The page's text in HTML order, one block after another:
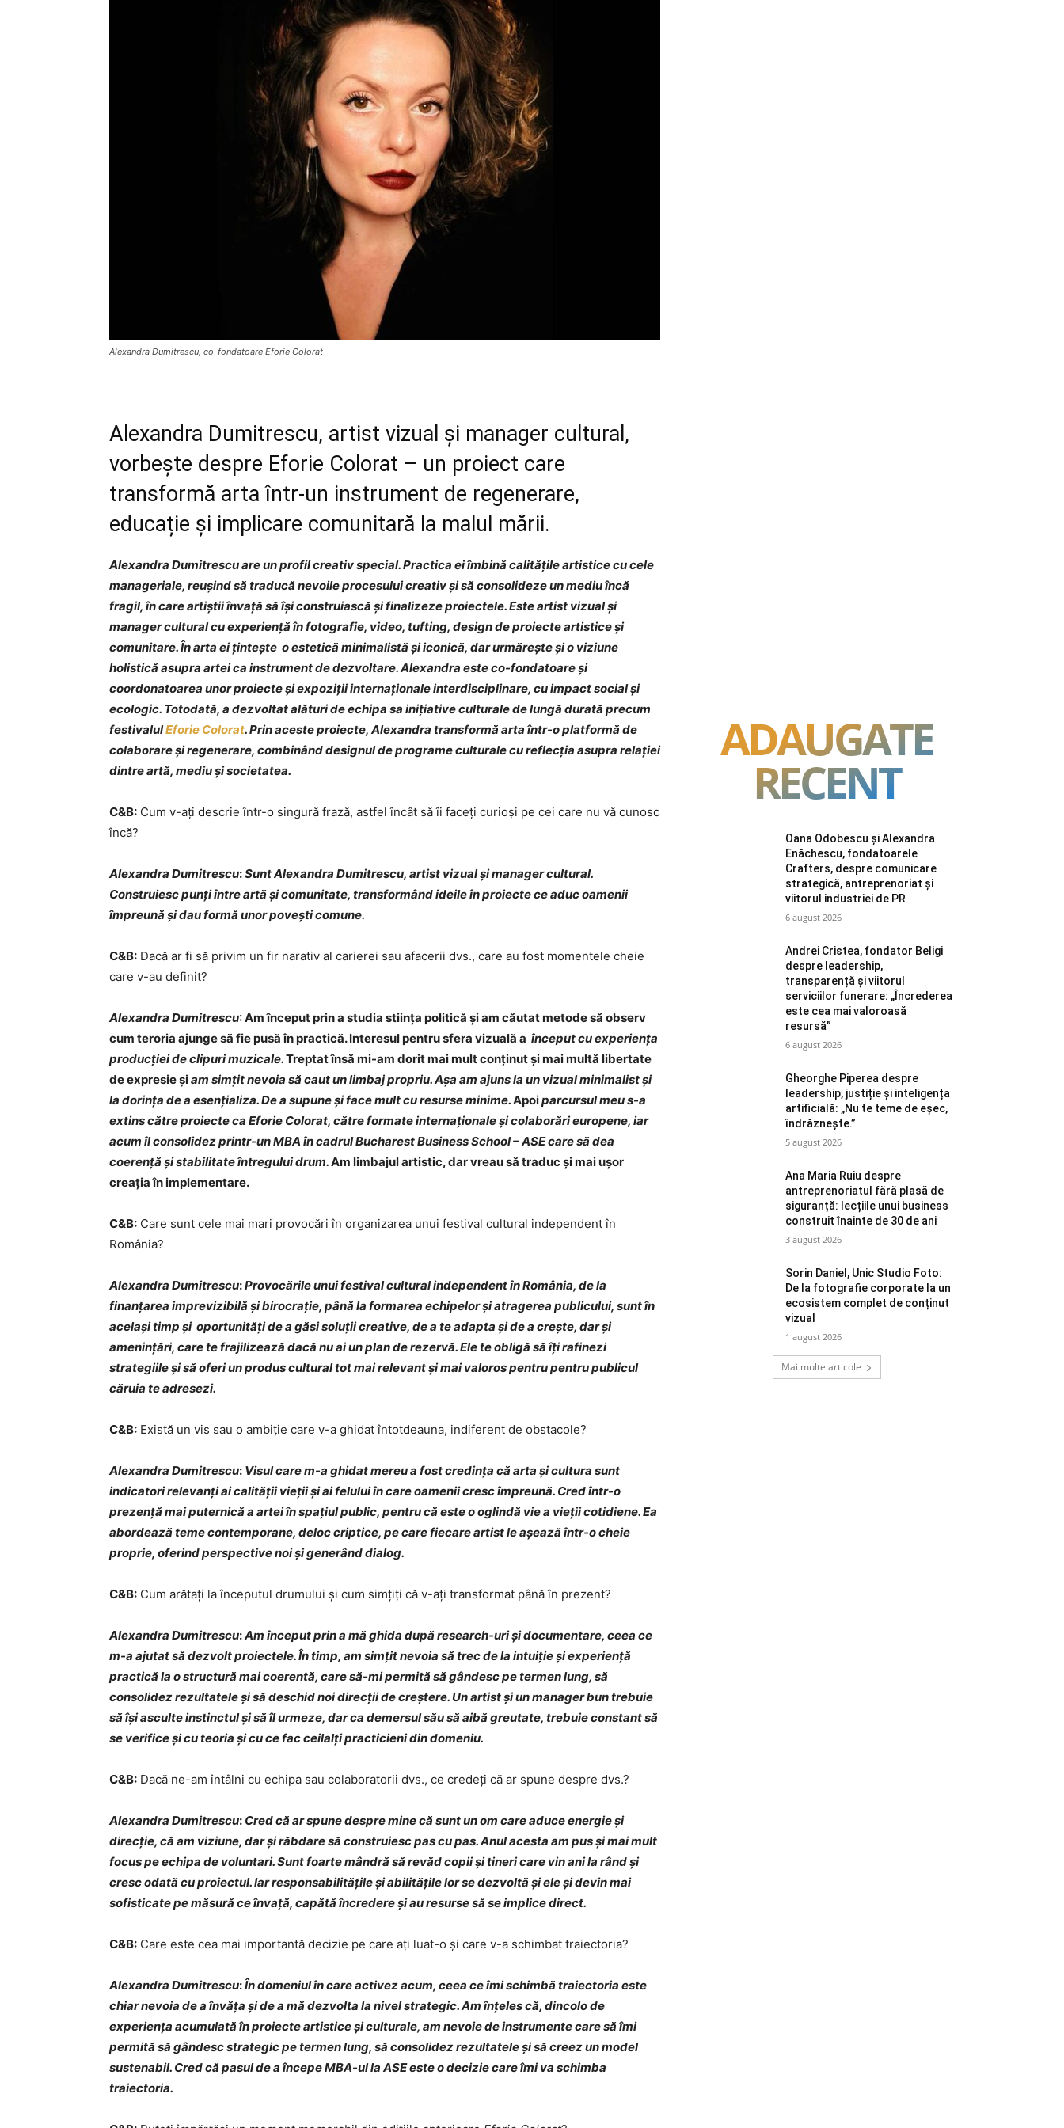
Alexandra Dumitrescu, co-fondatoare Eforie Colorat
Alexandra Dumitrescu, artist vizual și manager cultural,
vorbește despre Eforie Colorat – un proiect care
transformă arta într-un instrument de regenerare,
educație și implicare comunitară la malul mării.
Alexandra Dumitrescu are un profil creativ special. Practica ei îmbină calitățile artistice cu cele
manageriale, reușind să traducă nevoile procesului creativ și să consolideze un mediu încă
fragil, în care artiștii învață să își construiască și finalizeze proiectele. Este artist vizual și
manager cultural cu experiență în fotografie, video, tufting, design de proiecte artistice și
comunitare. În arta ei țintește o estetică minimalistă și iconică, dar urmărește și o viziune
holistică asupra artei ca instrument de dezvoltare. Alexandra este co-fondatoare și
coordonatoarea unor proiecte și expoziții internaționale interdisciplinare, cu impact social și
ecologic. Totodată, a dezvoltat alături de echipa sa inițiative culturale de lungă durată precum
festivalulEforie Colorat. Prin aceste proiecte, Alexandra transformă arta într-o platformă de
colaborare și regenerare, combinând designul de programe culturale cu reflecția asupra relației
dintre artă, mediu și societatea.
C&B: Cum v-ați descrie într-o singură frază, astfel încât să îi faceți curioși pe cei care nu vă cunosc
încă?
Alexandra Dumitrescu:Sunt Alexandra Dumitrescu, artist vizual și manager cultural.
Construiesc punți între artă și comunitate, transformând ideile în proiecte ce aduc oamenii
împreună și dau formă unor povești comune.
C&B: Dacă ar fi să privim un fir narativ al carierei sau afacerii dvs., care au fost momentele cheie
care v-au definit?
Alexandra Dumitrescu:Am început prin a studia stiința politică și am căutat metode să observ
cum teroria ajunge să fie pusă în practică. Interesul pentru sfera vizuală a început cu experiența
producției de clipuri muzicale.Treptat însă mi-am dorit mai mult conținut și mai multă libertate
de expresie șiam simțit nevoia să caut un limbaj propriu. Așa am ajuns la un vizual minimalist și
la dorința de a esențializa. De a supune și face mult cu resurse minime.Apoiparcursul meu s-a
extins către proiecte ca Eforie Colorat, către formate internaționale și colaborări europene, iar
acum îl consolidez printr-un MBA în cadrul Bucharest Business School – ASE care să dea
coerență și stabilitate întregului drum.Am limbajul artistic, dar vreau să traduc și mai ușor
creația în implementare.
C&B: Care sunt cele mai mari provocări în organizarea unui festival cultural independent în
România?
Alexandra Dumitrescu:Provocările unui festival cultural independent în România, de la
finanțarea imprevizibilă și birocrație, până la formarea echipelor și atragerea publicului, sunt în
același timp și oportunități de a găsi soluții creative, de a te adapta și de a crește, dar și
amenințări, care te frajilizează dacă nu ai un plan de rezervă. Ele te obligă să îți rafinezi
strategiile și să oferi un produs cultural tot mai relevant și mai valoros pentru pentru publicul
căruia te adresezi.
C&B: Există un vis sau o ambiție care v-a ghidat întotdeauna, indiferent de obstacole?
Alexandra Dumitrescu: Visul care m-a ghidat mereu a fost credința că arta și cultura sunt
indicatori relevanți ai calității vieții și ai felului în care oamenii cresc împreună. Cred într-o
prezență mai puternică a artei în spațiul public, pentru că este o oglindă vie a vieții cotidiene. Ea
abordează teme contemporane, deloc criptice, pe care fiecare artist le așează într-o cheie
proprie, oferind perspective noi și generând dialog.
C&B: Cum arătați la începutul drumului și cum simțiți că v-ați transformat până în prezent?
Alexandra Dumitrescu:Am început prin a mă ghida după research-uri și documentare, ceea ce
m-a ajutat să dezvolt proiectele. În timp, am simțit nevoia să trec de la intuiție și experiență
practică la o structură mai coerentă, care să-mi permită să gândesc pe termen lung, să
consolidez rezultatele și să deschid noi direcții de creștere. Un artist și un manager bun trebuie
să își asculte instinctul și să îl urmeze, dar ca demersul său să aibă greutate, trebuie constant să
se verifice și cu teoria și cu ce fac ceilalți practicieni din domeniu.
C&B: Dacă ne-am întâlni cu echipa sau colaboratorii dvs., ce credeți că ar spune despre dvs.?
Alexandra Dumitrescu: Cred că ar spune despre mine că sunt un om care aduce energie și
direcție, că am viziune, dar și răbdare să construiesc pas cu pas. Anul acesta am pus și mai mult
focus pe echipa de voluntari. Sunt foarte mândră să revăd copii și tineri care vin ani la rând și
cresc odată cu proiectul. Iar responsabilitățile și abilitățile lor se dezvoltă și ele și devin mai
sofisticate pe măsură ce învață, capătă încredere și au resurse să se implice direct.
C&B: Care este cea mai importantă decizie pe care ați luat-o și care v-a schimbat traiectoria?
Alexandra Dumitrescu:În domeniul în care activez acum, ceea ce îmi schimbă traiectoria este
chiar nevoia de a învăța și de a mă dezvolta la nivel strategic. Am înțeles că, dincolo de
experiența acumulată în proiecte artistice și culturale, am nevoie de instrumente care să îmi
permită să gândesc strategic pe termen lung, să consolidez rezultatele și să creez un model
sustenabil. Cred că pasul de a începe MBA-ul la ASE este o decizie care îmi va schimba
traiectoria.
ADAUGATE
RECENT
Oana Odobescu și Alexandra
Enăchescu, fondatoarele
Crafters, despre comunicare
strategică, antreprenoriat și
viitorul industriei de PR
6 august 2026
Andrei Cristea, fondator Beligi
despre leadership,
transparență și viitorul
serviciilor funerare: „Încrederea
este cea mai valoroasă
resursă”
6 august 2026
Gheorghe Piperea despre
leadership, justiție și inteligența
artificială: „Nu te teme de eșec,
îndrăznește.”
5 august 2026
Ana Maria Ruiu despre
antreprenoriatul fără plasă de
siguranță: lecțiile unui business
construit înainte de 30 de ani
3 august 2026
Sorin Daniel, Unic Studio Foto:
De la fotografie corporate la un
ecosistem complet de conținut
vizual
1 august 2026
Mai multe articole